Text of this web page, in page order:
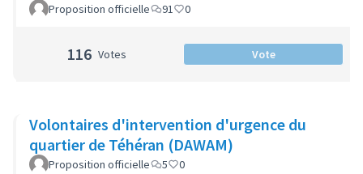
Proposition officielle 91 0
116 Votes Vote
Volontaires d'intervention d'urgence du
quartier de Téhéran (DAWAM)
Proposition officielle 5 0